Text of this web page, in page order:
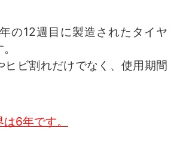
の12週目に製造されたタイヤ
ヒビ割れだけでなく、使用期間
6年です。